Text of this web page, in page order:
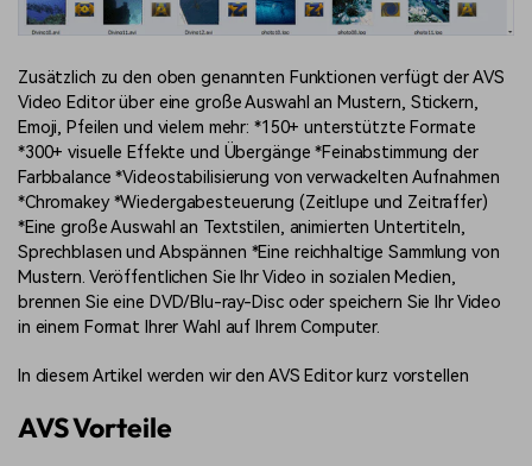
Zusätzlich zu den oben genannten Funktionen verfügt der AVS
Video Editor über eine große Auswahl an Mustern, Stickern,
Emoji, Pfeilen und vielem mehr: *150+ unterstützte Formate
*300+ visuelle Effekte und Übergänge *Feinabstimmung der
Farbbalance *Videostabilisierung von verwackelten Aufnahmen
*Chromakey *Wiedergabesteuerung (Zeitlupe und Zeitraffer)
*Eine große Auswahl an Textstilen, animierten Untertiteln,
Sprechblasen und Abspännen *Eine reichhaltige Sammlung von
Mustern. Veröffentlichen Sie Ihr Video in sozialen Medien,
brennen Sie eine DVD/Blu-ray-Disc oder speichern Sie Ihr Video
in einem Format Ihrer Wahl auf Ihrem Computer.
In diesem Artikel werden wir den AVS Editor kurz vorstellen
AVS Vorteile